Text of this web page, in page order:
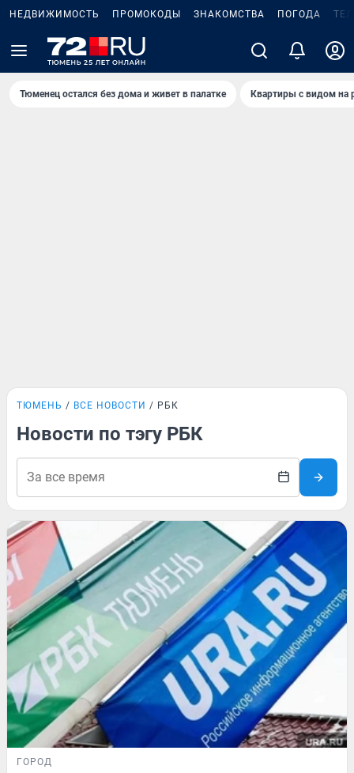
НЕДВИЖИМОСТЬ ПРОМОКОДЫ ЗНАКОМСТВА ПОГОДА
Тюменец остался без дома и живет в палатке Квартиры с видом на
ТЮМЕНЬ ВСЕ НОВОСТИ РБК
Новости по тэгу РБК
ГОРОД